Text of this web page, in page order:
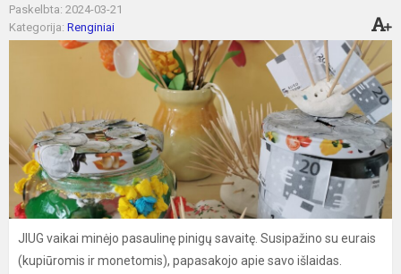
Paskelbta: 2024-03-21
Kategorija: Renginiai
JIUG vaikai minėjo pasaulinę pinigų savaitę. Susipažino su eurais
(kupiūromis ir monetomis), papasakojo apie savo išlaidas.